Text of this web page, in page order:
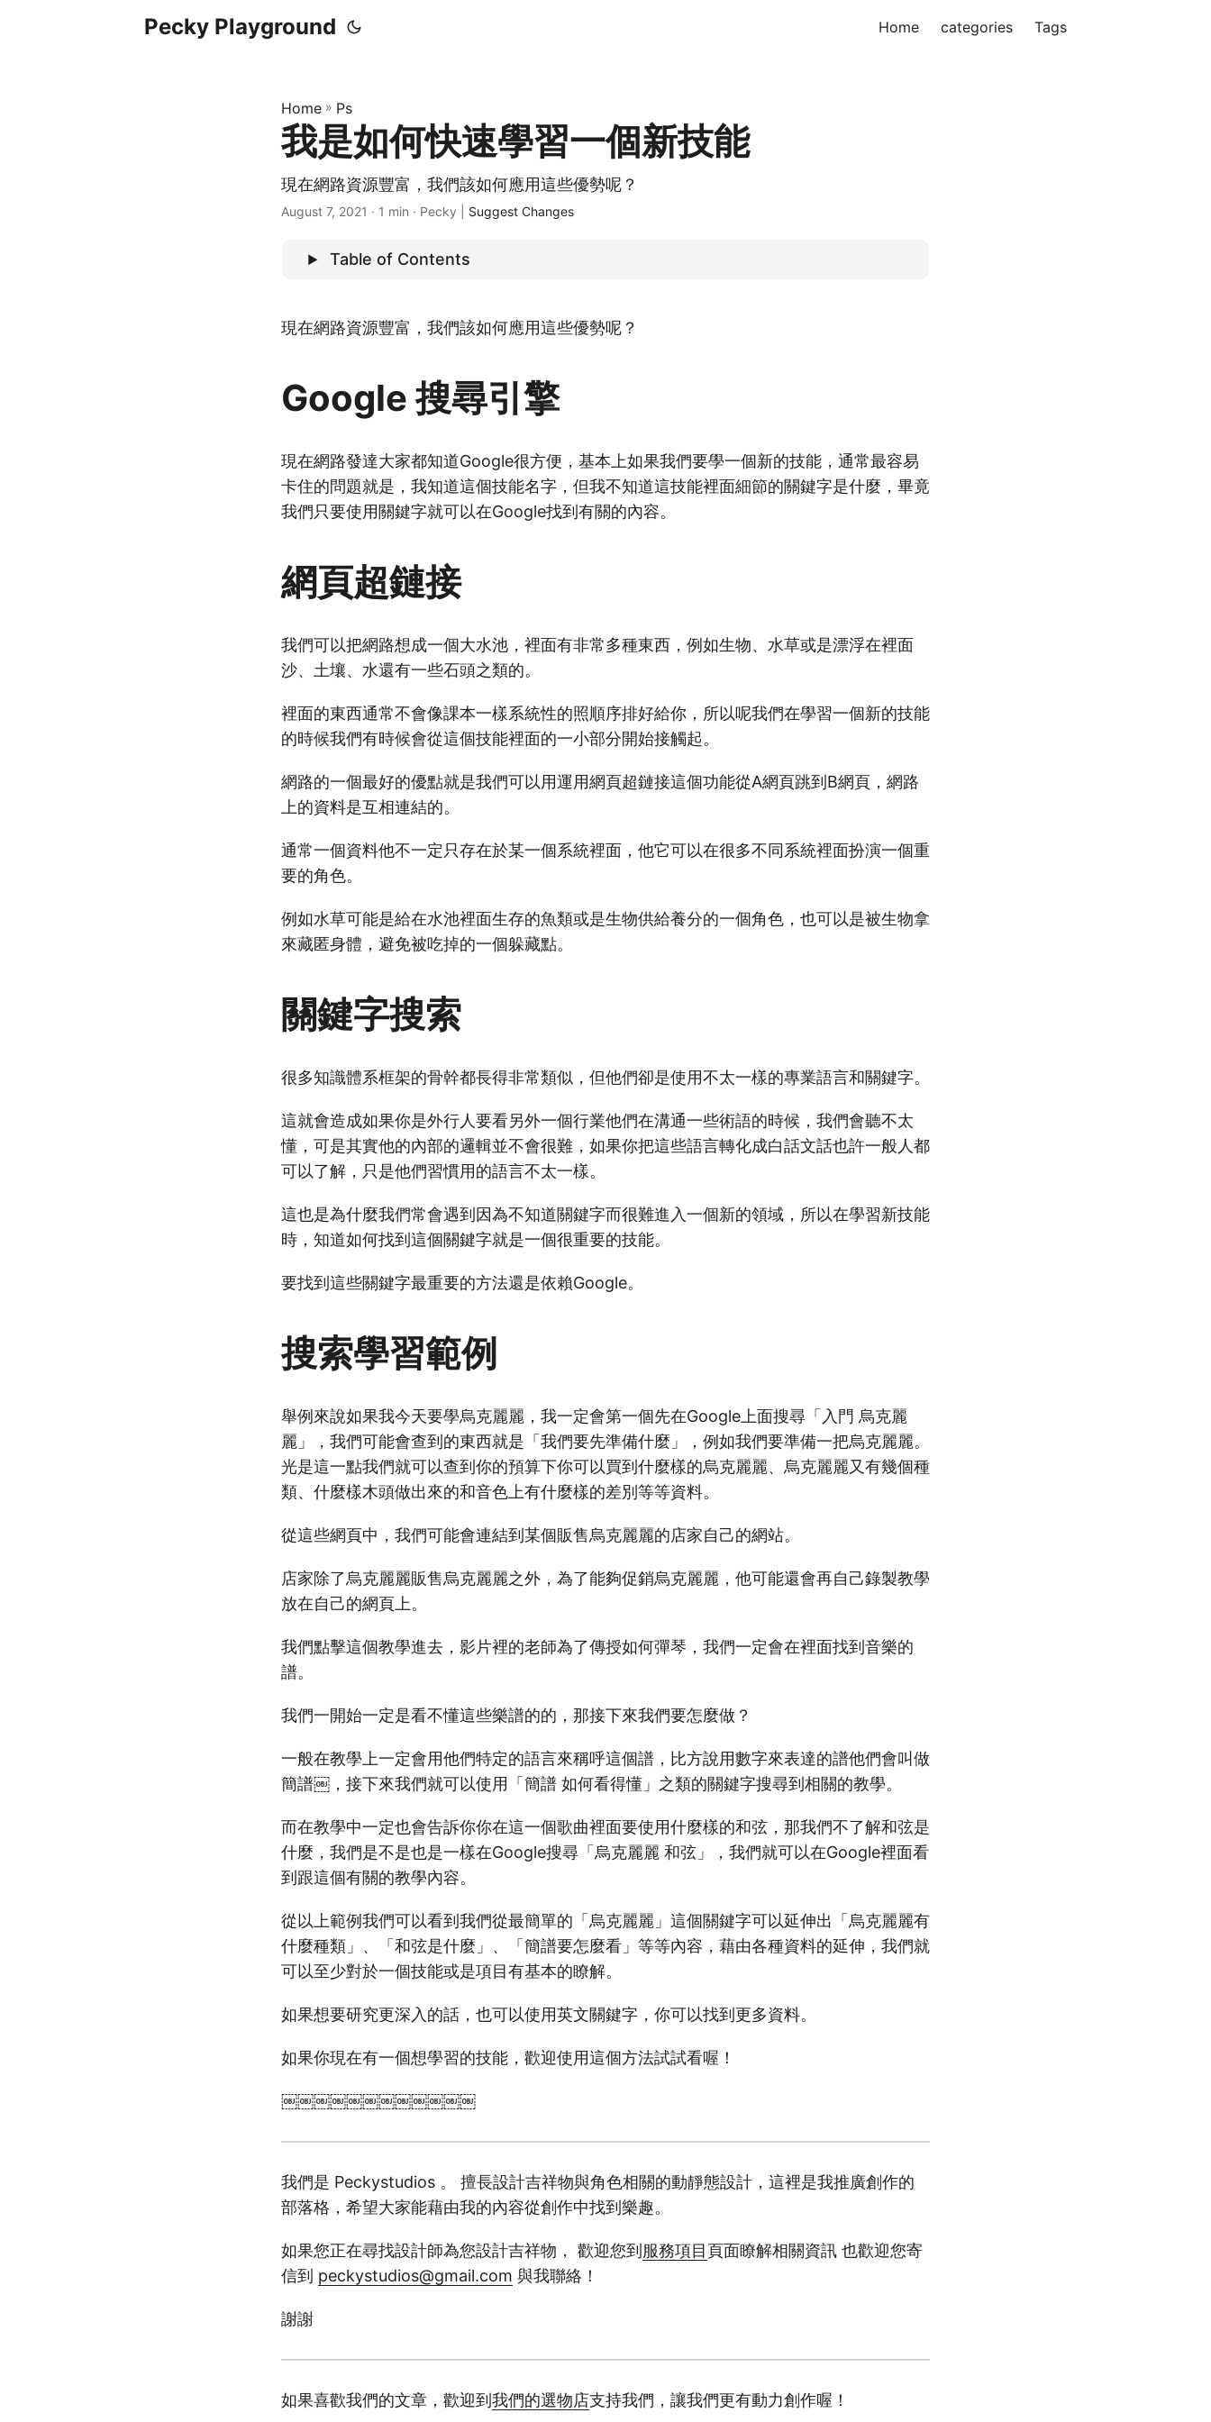
Pecky Playground Home categories Tags
Home » Ps
我是如何快速學習一個新技能
現在網路資源豐富，我們該如何應用這些優勢呢？
August 7, 2021 · 1 min · Pecky | Suggest Changes
Table of Contents
現在網路資源豐富，我們該如何應用這些優勢呢？
Google 搜尋引擎
現在網路發達大家都知道Google很方便，基本上如果我們要學一個新的技能，通常最容易
卡住的問題就是，我知道這個技能名字，但我不知道這技能裡面細節的關鍵字是什麼，畢竟
我們只要使用關鍵字就可以在Google找到有關的內容。
網頁超鏈接
我們可以把網路想成一個大水池，裡面有非常多種東西，例如生物、水草或是漂浮在裡面
沙、土壤、水還有一些石頭之類的。
裡面的東西通常不會像課本一樣系統性的照順序排好給你，所以呢我們在學習一個新的技能
的時候我們有時候會從這個技能裡面的一小部分開始接觸起。
網路的一個最好的優點就是我們可以用運用網頁超鏈接這個功能從A網頁跳到B網頁，網路
上的資料是互相連結的。
通常一個資料他不一定只存在於某一個系統裡面，他它可以在很多不同系統裡面扮演一個重
要的角色。
例如水草可能是給在水池裡面生存的魚類或是生物供給養分的一個角色，也可以是被生物拿
來藏匿身體，避免被吃掉的一個躲藏點。
關鍵字搜索
很多知識體系框架的骨幹都長得非常類似，但他們卻是使用不太一樣的專業語言和關鍵字。
這就會造成如果你是外行人要看另外一個行業他們在溝通一些術語的時候，我們會聽不太
懂，可是其實他的內部的邏輯並不會很難，如果你把這些語言轉化成白話文話也許一般人都
可以了解，只是他們習慣用的語言不太一樣。
這也是為什麼我們常會遇到因為不知道關鍵字而很難進入一個新的領域，所以在學習新技能
時，知道如何找到這個關鍵字就是一個很重要的技能。
要找到這些關鍵字最重要的方法還是依賴Google。
搜索學習範例
舉例來說如果我今天要學烏克麗麗，我一定會第一個先在Google上面搜尋「入門 烏克麗
麗」，我們可能會查到的東西就是「我們要先準備什麼」，例如我們要準備一把烏克麗麗。
光是這一點我們就可以查到你的預算下你可以買到什麼樣的烏克麗麗、烏克麗麗又有幾個種
類、什麼樣木頭做出來的和音色上有什麼樣的差別等等資料。
從這些網頁中，我們可能會連結到某個販售烏克麗麗的店家自己的網站。
店家除了烏克麗麗販售烏克麗麗之外，為了能夠促銷烏克麗麗，他可能還會再自己錄製教學
放在自己的網頁上。
我們點擊這個教學進去，影片裡的老師為了傳授如何彈琴，我們一定會在裡面找到音樂的
譜。
我們一開始一定是看不懂這些樂譜的的，那接下來我們要怎麼做？
一般在教學上一定會用他們特定的語言來稱呼這個譜，比方說用數字來表達的譜他們會叫做
簡譜￼，接下來我們就可以使用「簡譜 如何看得懂」之類的關鍵字搜尋到相關的教學。
而在教學中一定也會告訴你你在這一個歌曲裡面要使用什麼樣的和弦，那我們不了解和弦是
什麼，我們是不是也是一樣在Google搜尋「烏克麗麗 和弦」，我們就可以在Google裡面看
到跟這個有關的教學內容。
從以上範例我們可以看到我們從最簡單的「烏克麗麗」這個關鍵字可以延伸出「烏克麗麗有
什麼種類」、「和弦是什麼」、「簡譜要怎麼看」等等內容，藉由各種資料的延伸，我們就
可以至少對於一個技能或是項目有基本的瞭解。
如果想要研究更深入的話，也可以使用英文關鍵字，你可以找到更多資料。
如果你現在有一個想學習的技能，歡迎使用這個方法試試看喔！
￼￼￼￼￼￼￼￼￼￼￼￼
我們是 Peckystudios 。 擅長設計吉祥物與角色相關的動靜態設計，這裡是我推廣創作的
部落格，希望大家能藉由我的內容從創作中找到樂趣。
如果您正在尋找設計師為您設計吉祥物， 歡迎您到 服務項目頁面瞭解相關資訊 也歡迎您寄
信到 peckystudios@gmail.com 與我聯絡！
謝謝
如果喜歡我們的文章，歡迎到 我們的選物店支持我們，讓我們更有動力創作喔！